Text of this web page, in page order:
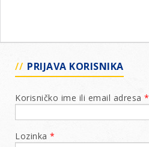
PRIJAVA KORISNIKA
Korisničko ime ili email adresa *
Lozinka *